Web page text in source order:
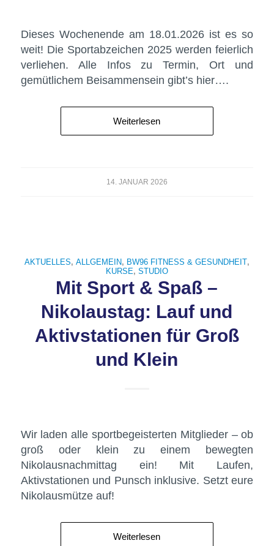
Dieses Wochenende am 18.01.2026 ist es so
weit! Die Sportabzeichen 2025 werden feierlich
verliehen. Alle Infos zu Termin, Ort und
gemütlichem Beisammensein gibt’s hier….
Weiterlesen
14. JANUAR 2026
AKTUELLES, ALLGEMEIN, BW96 FITNESS & GESUNDHEIT,
KURSE, STUDIO
Mit Sport & Spaß –
Nikolaustag: Lauf und
Aktivstationen für Groß
und Klein
Wir laden alle sportbegeisterten Mitglieder – ob
groß oder klein zu einem bewegten
Nikolausnachmittag ein! Mit Laufen,
Aktivstationen und Punsch inklusive. Setzt eure
Nikolausmütze auf!
Weiterlesen